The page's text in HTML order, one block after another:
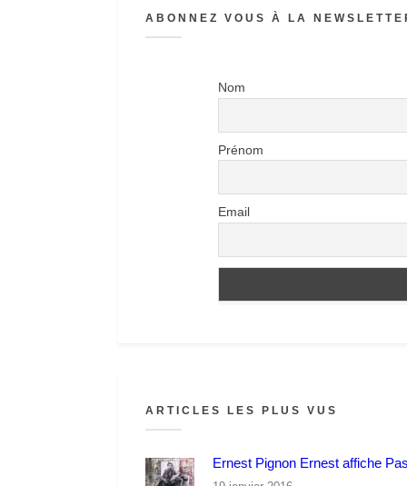
ABONNEZ VOUS À LA
Nom
Prénom
Email
ARTICLES LES PLUS VUS
Ernest Pignon Ernest affiche